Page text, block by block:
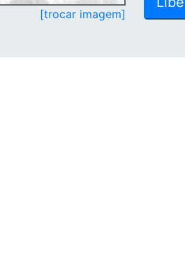
[trocar imagem]